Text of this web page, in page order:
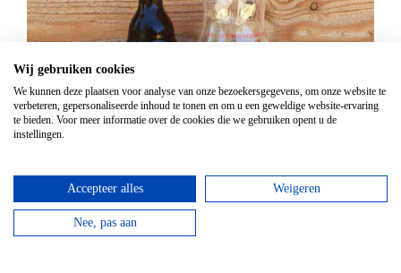
GPS Chouffe wandeling
Vanaf€16,95
Beantwoord de vragen, vul de juiste coördinaten in
Wij gebruiken cookies
We kunnen deze plaatsen voor analyse van onze bezoekersgegevens, om onze website te
verbeteren, gepersonaliseerde inhoud te tonen en om u een geweldige website-ervaring
te bieden. Voor meer informatie over de cookies die we gebruiken opent u de
instellingen.
Accepteer alles Weigeren
Nee, pas aan